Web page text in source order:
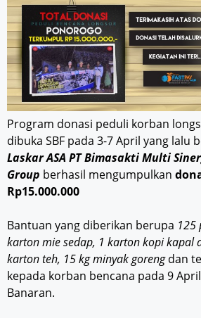
Program donasi peduli korban
dibuka SBF pada 3-7 April yang lalu
Laskar ASA PT Bimasakti Multi
Group berhasil mengumpulkan
Rp15.000.000
Bantuan yang diberikan berupa 125
karton mie sedap, 1 karton kopi kapal
karton teh, 15 kg minyak gorengdan
kepada korban bencana pada 9
Banaran.